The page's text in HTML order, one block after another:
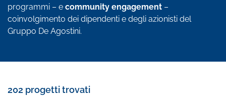
programmi – e community engagement –
coinvolgimento dei dipendenti e degli azionisti del
Gruppo De Agostini.
202 progetti trovati